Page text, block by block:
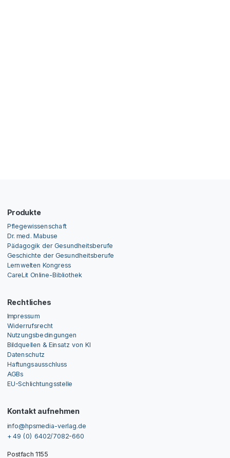
Produkte
Pflegewissenschaft
Dr. med. Mabuse
Pädagogik der Gesundheitsberufe
Geschichte der Gesundheitsberufe
Lernwelten Kongress
CareLit Online-Bibliothek
Rechtliches
Impressum
Widerrufsrecht
Nutzungsbedingungen
Bildquellen & Einsatz von KI
Datenschutz
Haftungsausschluss
AGBs
EU-Schlichtungsstelle
Kontakt aufnehmen
info@hpsmedia-verlag.de
+ 49 (0) 6402/7082-660
Postfach 1155